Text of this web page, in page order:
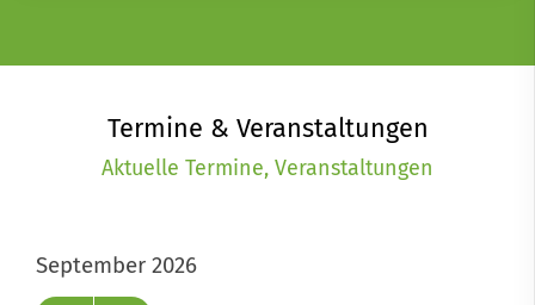
Termine & Veranstaltungen
Aktuelle Termine, Veranstaltungen
September 2026